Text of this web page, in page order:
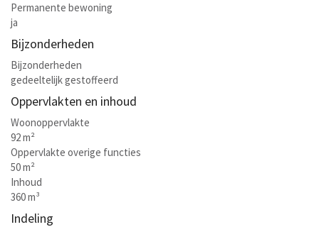
Permanente bewoning
ja
Bijzonderheden
Bijzonderheden
gedeeltelijk gestoffeerd
Oppervlakten en inhoud
Woonoppervlakte
92 m²
Oppervlakte overige functies
50 m²
Inhoud
360 m³
Indeling